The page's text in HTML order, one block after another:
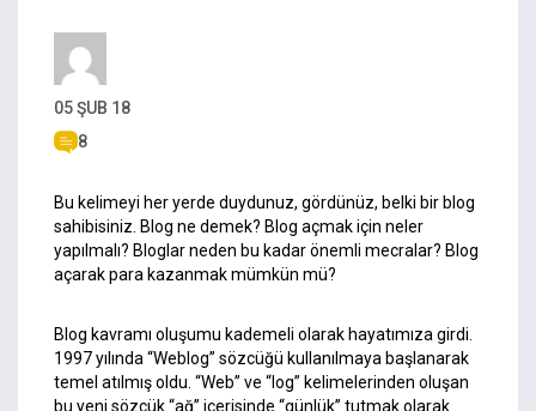
05 ŞUB 18
8
Bu kelimeyi her yerde duydunuz, gördünüz, belki bir blog
sahibisiniz. Blog ne demek? Blog açmak için neler
yapılmalı? Bloglar neden bu kadar önemli mecralar? Blog
açarak para kazanmak mümkün mü?
Blog kavramı oluşumu kademeli olarak hayatımıza girdi.
1997 yılında “Weblog” sözcüğü kullanılmaya başlanarak
temel atılmış oldu. “Web” ve “log” kelimelerinden oluşan
bu yeni sözcük “ağ” içerisinde “günlük” tutmak olarak